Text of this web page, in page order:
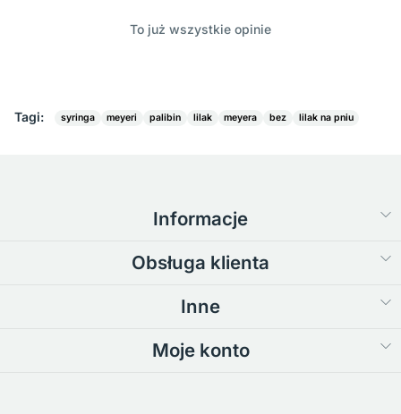
To już wszystkie opinie
Tagi: syringa meyeri palibin lilak meyera bez lilak na pniu
Informacje
Obsługa klienta
Inne
Moje konto